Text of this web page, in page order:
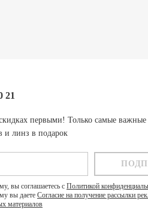
21
первыми! Только самые
и линз в подарок
вы соглашаетесь с Политикой
вы даете Согласие на получение рассылки
материалов